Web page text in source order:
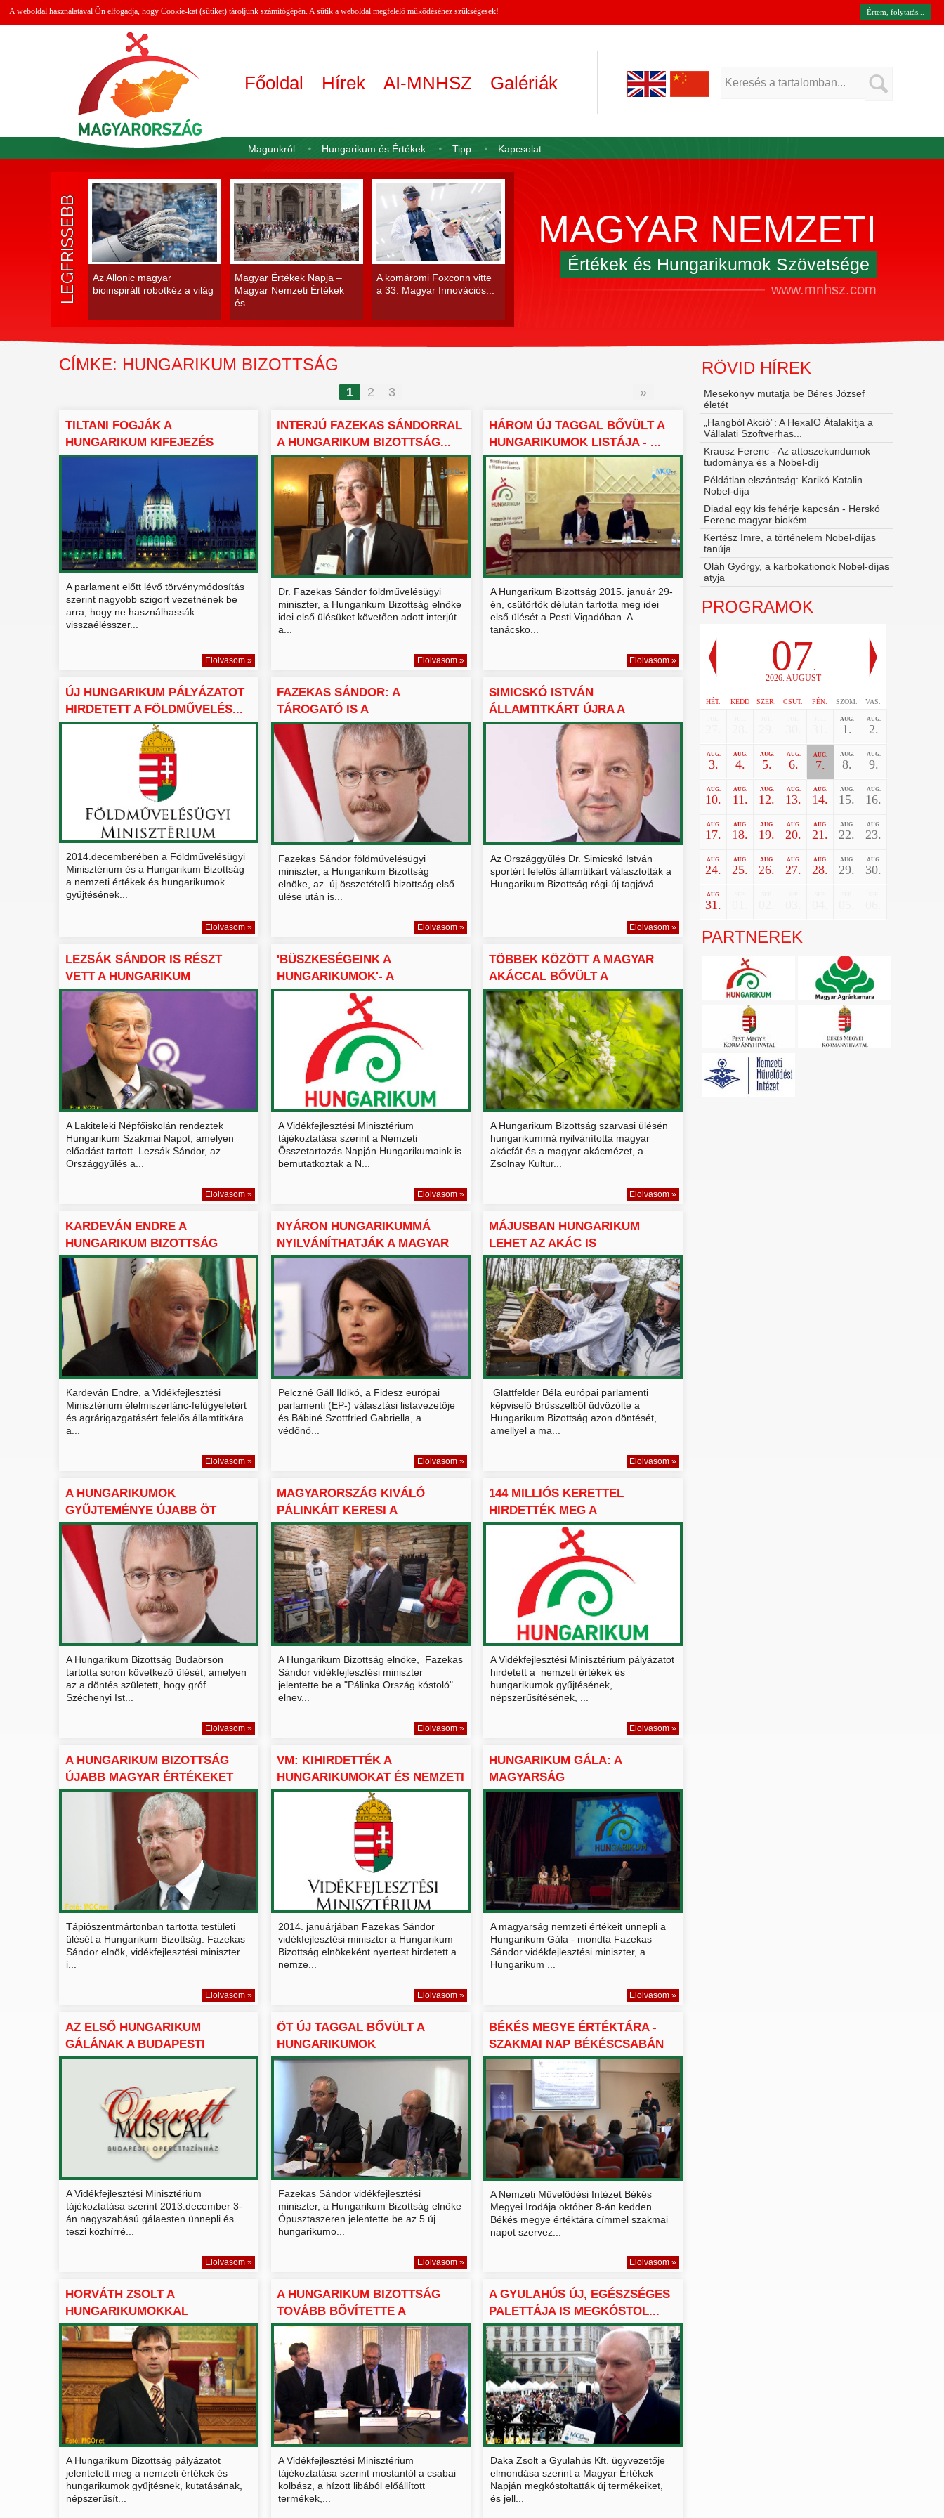
A weboldal használatával Ön elfogadja, hogy Cookie-kat (sütiket) tároljunk számítógépén. A sütik a weboldal megfelelő működéséhez szükségesek! Értem, folytatás...
Főoldal Hírek AI-MNHSZ Galériák
Magunkról Hungarikum és Értékek Tipp Kapcsolat
LEGFRISSEBB
Az Allonic magyar
bioinspirált robotkéz a világ
Magyar Értékek Napja –
Magyar Nemzeti Értékek
és...
A komáromi Foxconn vitte
a 33. Magyar Innovációs...
MAGYAR NEMZETI
Értékek és Hungarikumok Szövetsége
www.mnhsz.com
CÍMKE: HUNGARIKUM BIZOTTSÁG
1 2 3 »
TILTANI FOGJÁK A
HUNGARIKUM KIFEJEZÉS
VISSZAÉLÉS...
A parlament előtt lévő törvénymódosítás
szerint nagyobb szigort vezetnének be
arra, hogy ne használhassák
visszaélésszer...
Elolvasom »
INTERJÚ FAZEKAS SÁNDORRAL
A HUNGARIKUM BIZOTTSÁG...
Dr. Fazekas Sándor földművelésügyi
miniszter, a Hungarikum Bizottság elnöke
idei első ülésüket követően adott interjút
a...
Elolvasom »
HÁROM ÚJ TAGGAL BŐVÜLT A
HUNGARIKUMOK LISTÁJA - ...
A Hungarikum Bizottság 2015. január 29-
én, csütörtök délután tartotta meg idei
első ülését a Pesti Vigadóban. A
tanácsko...
Elolvasom »
ÚJ HUNGARIKUM PÁLYÁZATOT
HIRDETETT A FÖLDMŰVELÉS...
2014.decemberében a Földművelésügyi
Minisztérium és a Hungarikum Bizottság
a nemzeti értékek és hungarikumok
gyűjtésének...
Elolvasom »
FAZEKAS SÁNDOR: A
TÁROGATÓ IS A
HUNGARIKUMOK KÖZ...
Fazekas Sándor földművelésügyi
miniszter, a Hungarikum Bizottság
elnöke, az új összetételű bizottság első
ülése után is...
Elolvasom »
SIMICSKÓ ISTVÁN
ÁLLAMTITKÁRT ÚJRA A
HUNGARIKUM B...
Az Országgyűlés Dr. Simicskó István
sportért felelős államtitkárt választották a
Hungarikum Bizottság régi-új tagjává.
Elolvasom »
LEZSÁK SÁNDOR IS RÉSZT
VETT A HUNGARIKUM
SZAKMAI...
A Lakiteleki Népfőiskolán rendeztek
Hungarikum Szakmai Napot, amelyen
előadást tartott Lezsák Sándor, az
Országgyűlés a...
Elolvasom »
'BÜSZKESÉGEINK A
HUNGARIKUMOK'- A
HUNGARIKUM BIZ...
A Vidékfejlesztési Minisztérium
tájékoztatása szerint a Nemzeti
Összetartozás Napján Hungarikumaink is
bemutatkoztak a N...
Elolvasom »
TÖBBEK KÖZÖTT A MAGYAR
AKÁCCAL BŐVÜLT A
HUNGARIK...
A Hungarikum Bizottság szarvasi ülésén
hungarikummá nyilvánította magyar
akácfát és a magyar akácmézet, a
Zsolnay Kultur...
Elolvasom »
KARDEVÁN ENDRE A
HUNGARIKUM BIZOTTSÁG
CÉLJAIRÓL ...
Kardeván Endre, a Vidékfejlesztési
Minisztérium élelmiszerlánc-felügyeletért
és agrárigazgatásért felelős államtitkára
a...
Elolvasom »
NYÁRON HUNGARIKUMMÁ
NYILVÁNÍTHATJÁK A MAGYAR
VÉD...
Pelczné Gáll Ildikó, a Fidesz európai
parlamenti (EP-) választási listavezetője
és Bábiné Szottfried Gabriella, a
védőnő...
Elolvasom »
MÁJUSBAN HUNGARIKUM
LEHET AZ AKÁC IS
Glattfelder Béla európai parlamenti
képviselő Brüsszelből üdvözölte a
Hungarikum Bizottság azon döntését,
amellyel a ma...
Elolvasom »
A HUNGARIKUMOK
GYŰJTEMÉNYE ÚJABB ÖT
TAGGAL GAZDA...
A Hungarikum Bizottság Budaörsön
tartotta soron következő ülését, amelyen
az a döntés született, hogy gróf
Széchenyi Ist...
Elolvasom »
MAGYARORSZÁG KIVÁLÓ
PÁLINKÁIT KERESI A
HUNGARIKU...
A Hungarikum Bizottság elnöke, Fazekas
Sándor vidékfejlesztési miniszter
jelentette be a "Pálinka Ország kóstoló"
elnev...
Elolvasom »
144 MILLIÓS KERETTEL
HIRDETTÉK MEG A
HUNGARIKUM ...
A Vidékfejlesztési Minisztérium pályázatot
hirdetett a nemzeti értékek és
hungarikumok gyűjtésének,
népszerűsítésének, ...
Elolvasom »
A HUNGARIKUM BIZOTTSÁG
ÚJABB MAGYAR ÉRTÉKEKET
VE...
Tápiószentmártonban tartotta testületi
ülését a Hungarikum Bizottság. Fazekas
Sándor elnök, vidékfejlesztési miniszter
i...
Elolvasom »
VM: KIHIRDETTÉK A
HUNGARIKUMOKAT ÉS NEMZETI
ÉRTÉ...
2014. januárjában Fazekas Sándor
vidékfejlesztési miniszter a Hungarikum
Bizottság elnökeként nyertest hirdetett a
nemze...
Elolvasom »
HUNGARIKUM GÁLA: A
MAGYARSÁG
CSÚCSTELJESÍTMÉNYEI...
A magyarság nemzeti értékeit ünnepli a
Hungarikum Gála - mondta Fazekas
Sándor vidékfejlesztési miniszter, a
Hungarikum ...
Elolvasom »
AZ ELSŐ HUNGARIKUM
GÁLÁNAK A BUDAPESTI
OPERETTSZ...
A Vidékfejlesztési Minisztérium
tájékoztatása szerint 2013.december 3-
án nagyszabású gálaesten ünnepli és
teszi közhírré...
Elolvasom »
ÖT ÚJ TAGGAL BŐVÜLT A
HUNGARIKUMOK
GYŰJTEMÉNYE É...
Fazekas Sándor vidékfejlesztési
miniszter, a Hungarikum Bizottság elnöke
Ópusztaszeren jelentette be az 5 új
hungarikumo...
Elolvasom »
BÉKÉS MEGYE ÉRTÉKTÁRA -
SZAKMAI NAP BÉKÉSCSABÁN
A Nemzeti Művelődési Intézet Békés
Megyei Irodája október 8-án kedden
Békés megye értéktára címmel szakmai
napot szervez...
Elolvasom »
HORVÁTH ZSOLT A
HUNGARIKUMOKKAL
KAPCSOLATBAN KIÍ...
A Hungarikum Bizottság pályázatot
jelentetett meg a nemzeti értékek és
hungarikumok gyűjtésnek, kutatásának,
népszerűsít...
A HUNGARIKUM BIZOTTSÁG
TOVÁBB BŐVÍTETTE A
HUNGAR...
A Vidékfejlesztési Minisztérium
tájékoztatása szerint mostantól a csabai
kolbász, a hízott libából előállított
termékek,...
A GYULAHÚS ÚJ, EGÉSZSÉGES
PALETTÁJA IS MEGKÓSTOL...
Daka Zsolt a Gyulahús Kft. ügyvezetője
elmondása szerint a Magyar Értékek
Napján megkóstoltatták új termékeiket,
és jell...
RÖVID HÍREK
Mesekönyv mutatja be Béres József
életét
„Hangból Akció”: A HexaIO Átalakítja a
Vállalati Szoftverhas...
Krausz Ferenc - Az attoszekundumok
tudománya és a Nobel‑díj
Példátlan elszántság: Karikó Katalin
Nobel-díja
Diadal egy kis fehérje kapcsán - Herskó
Ferenc magyar biokém...
Kertész Imre, a történelem Nobel-díjas
tanúja
Oláh György, a karbokationok Nobel-díjas
atyja
PROGRAMOK
07.
2026. AUGUST
HÉT. KEDD SZER. CSÜT. PÉN. SZOM. VAS.
AUG.
1.
AUG.
2.
AUG.
3.
AUG.
4.
AUG.
5.
AUG.
6.
AUG.
7.
AUG.
8.
AUG.
9.
AUG.
10.
AUG.
11.
AUG.
12.
AUG.
13.
AUG.
14.
AUG.
15.
AUG.
16.
AUG.
17.
AUG.
18.
AUG.
19.
AUG.
20.
AUG.
21.
AUG.
22.
AUG.
23.
AUG.
24.
AUG.
25.
AUG.
26.
AUG.
27.
AUG.
28.
AUG.
29.
AUG.
30.
AUG.
31.
PARTNEREK